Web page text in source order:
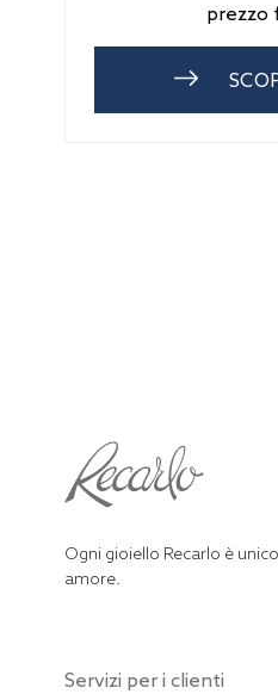
prezzo
Ogni gioiello Recarlo è
amore.
Servizi per i clienti